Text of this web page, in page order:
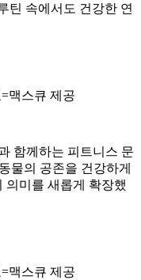
틴 속에서도 건강한 연
맥스큐 제공
함께하는 피트니스 문
물의 공존을 건강하게
의미를 새롭게 확장했
맥스큐 제공